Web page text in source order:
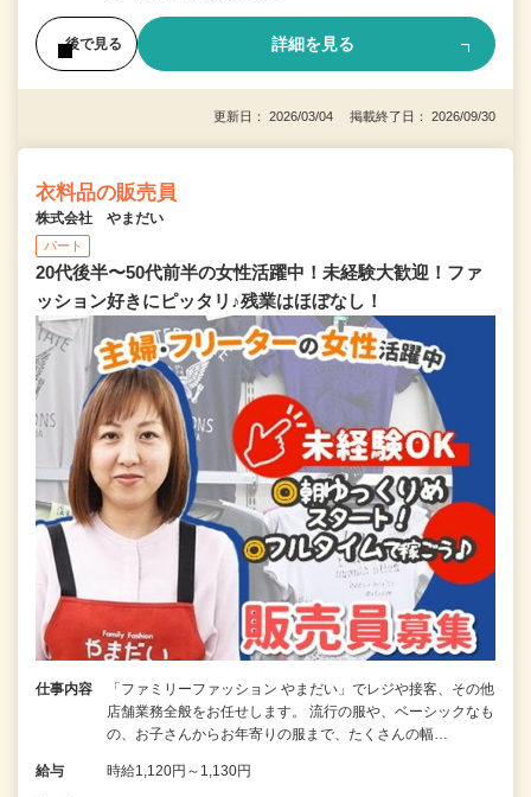
後で見る 詳細を見る
更新日： 2026/03/04 掲載終了日： 2026/09/30
衣料品の販売員
株式会社 やまだい
パート
20代後半〜50代前半の女性活躍中！未経験大歓迎！ファ
ッション好きにピッタリ♪残業はほぼなし！
仕事内容
「ファミリーファッション やまだい」でレジや接客、その他
店舗業務全般をお任せします。 流行の服や、ベーシックなも
の、お子さんからお年寄りの服まで、たくさんの幅…
給与 時給1,120円～1,130円